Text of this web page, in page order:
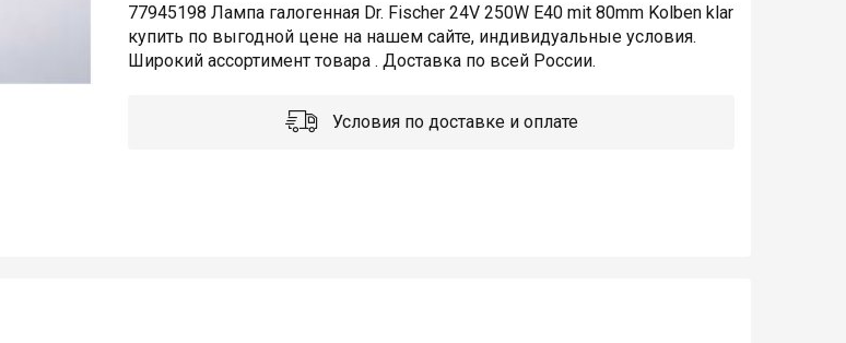
77945198 Лампа галогенная Dr. Fischer 24V 250W E40 mit 80mm Kolben klar
купить по выгодной цене на нашем сайте, индивидуальные условия.
Широкий ассортимент товара . Доставка по всей России.
Условия по доставке и оплате